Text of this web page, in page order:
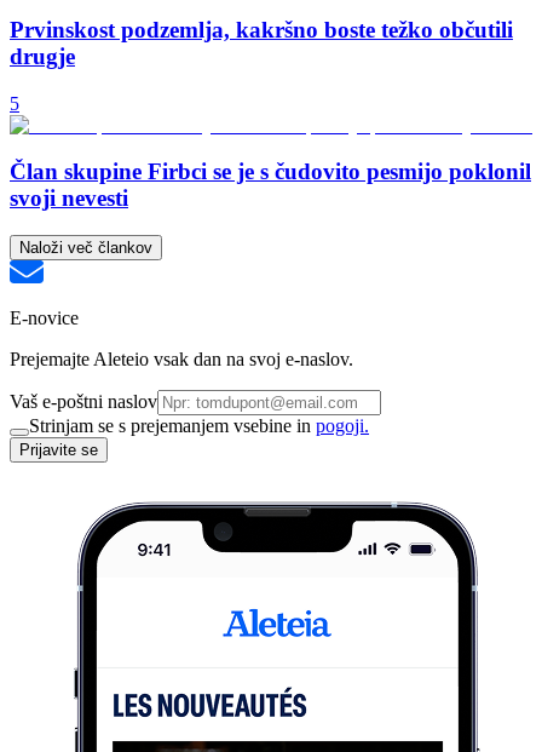
Prvinskost podzemlja, kakršno boste težko občutili
drugje
5
Član skupine Firbci se je s čudovito pesmijo poklonil
svoji nevesti
Naloži več člankov
E-novice
Prejemajte Aleteio vsak dan na svoj e-naslov.
Vaš e-poštni naslov
Strinjam se s prejemanjem vsebine in pogoji.
Prijavite se